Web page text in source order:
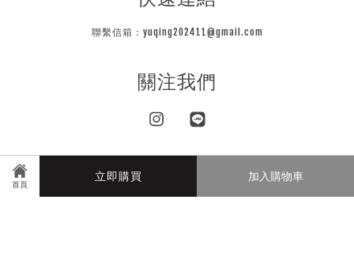
首頁
立即購買 加入購物車
聯繫信箱：yuqing202411@gmail.com
關注我們
Instagram
JCB